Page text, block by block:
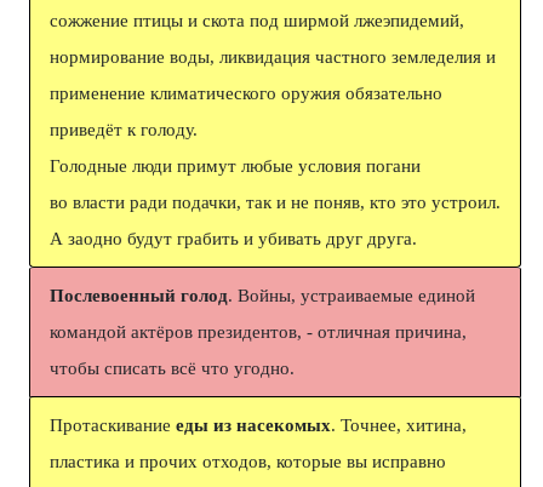
сожжение птицы и скота под ширмой лжеэпидемий,
нормирование воды, ликвидация частного земледелия и
применение климатического оружия обязательно
приведёт к голоду.
Голодные люди примут любые условия погани
во власти ради подачки, так и не поняв, кто это устроил.
А заодно будут грабить и убивать друг друга.
Послевоенный голод. Войны, устраиваемые единой
командой актёров президентов, - отличная причина,
чтобы списать всё что угодно.
Протаскивание еды из насекомых. Точнее, хитина,
пластика и прочих отходов, которые вы исправно